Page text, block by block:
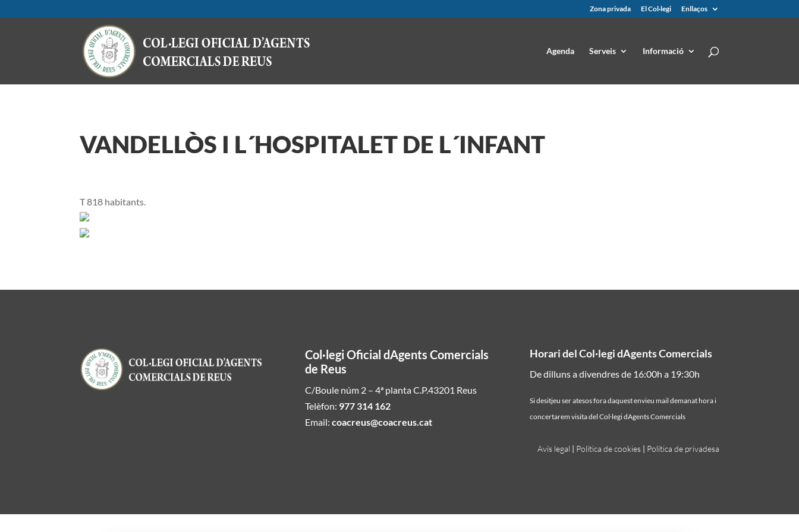
Zona privada El Col·legi Enllaços
Agenda Serveis Informació
VANDELLÒS I L´HOSPITALET DE L´INFANT
T 818 habitants.
Col·legi Oficial dAgents Comercials
de Reus
C/Boule núm 2 – 4ª planta C.P.43201 Reus
Telèfon: 977 314 162
Email: coacreus@coacreus.cat
Horari del Col·legi dAgents Comercials
De dilluns a divendres de 16:00h a 19:30h
Si desitjeu ser atesos fora daquest envieu mail demanat hora i
concertarem visita del Col·legi dAgents Comercials
Avís legal | Política de cookies| Política de privadesa